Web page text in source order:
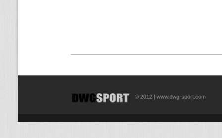
© 2012 | www.dwg-sport.com